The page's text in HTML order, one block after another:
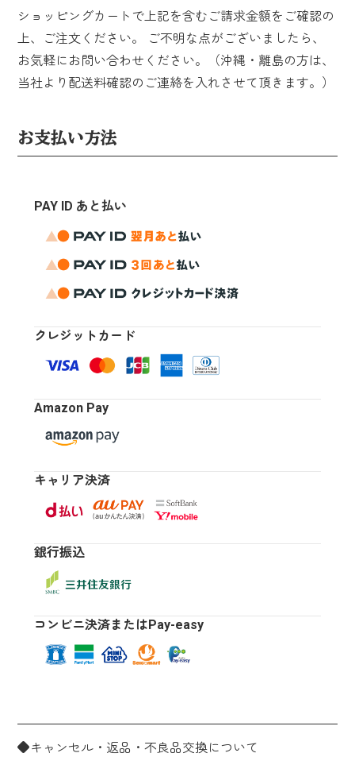
ショッピングカートで上記を含むご請求金額をご確認の
上、ご注文ください。 ご不明な点がございましたら、
お気軽にお問い合わせください。（沖縄・離島の方は、
当社より配送料確認のご連絡を入れさせて頂きます。）
お支払い方法
PAY ID あと払い
クレジットカード
Amazon Pay
キャリア決済
銀行振込
コンビニ決済またはPay-easy
◆キャンセル・返品・不良品交換について